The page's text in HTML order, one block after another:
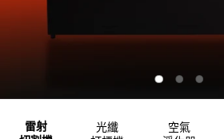
雷射
光纖
空氣